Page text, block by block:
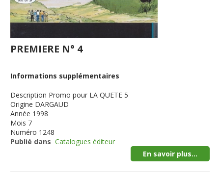
PREMIERE N° 4
Informations supplémentaires
Description Promo pour LA QUETE 5
Origine DARGAUD
Année 1998
Mois 7
Numéro 1248
Publié dans Catalogues éditeur
En savoir plus...